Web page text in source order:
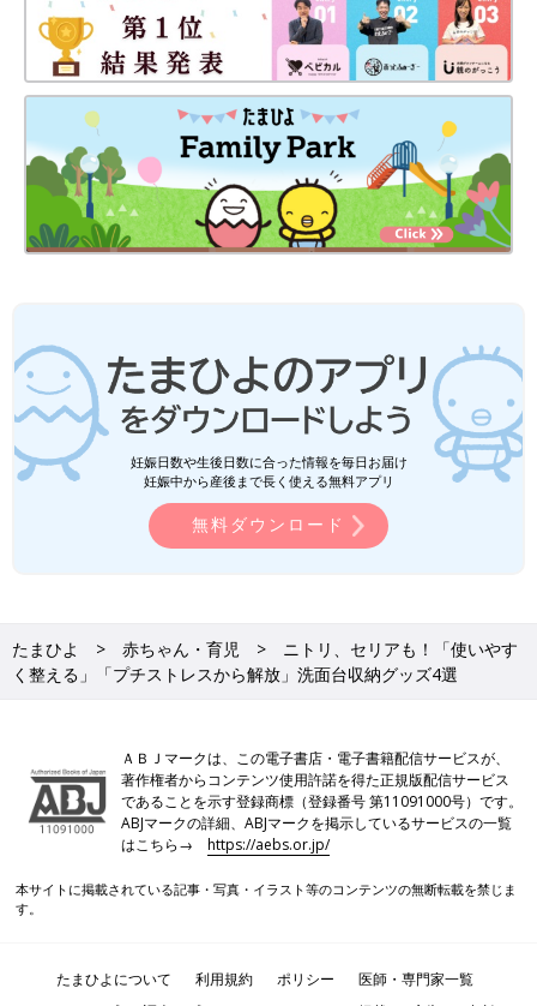
出典：Instagramアカウント「munico_no_kurashi」
ッカー」を活用しているそう。大容量の詰め替え洗剤もスッキリ
とおさめることができ、スペースの無駄が減り収納力がアップす
るのでおすすめです！
ダイソー「細かいアイテムをまとめるな
らコレ！」「キレイ見えが叶う！」おす
すめ★小分け収納4選
ダイソーの収納アイテムはクオリティが高く、
値段もお手頃でうれしいですよね。髪ゴム・は
す。
洗面台を実現！
やすい場所です。家族で使う場所の収納は、使った人が片付けや
すい仕組みを考えるのがおすすめ！ワンアクションで取り出せた
り片付けたりできるようにすると、使う時も片付ける時もストレ
スなく快適な洗面台になりますよ♪
保育一筋20数年。現在は小5・小1男児の子育てに奮闘しながら
妊娠日数や生後日数に合った情報を毎日お届け
妊娠中から産後まで長く使える無料アプリ
無料ダウンロード
たまひよ 赤ちゃん・育児
ニトリ、セリアも！「使いやす
く整える」「プチストレスから解放」洗面台収納グッズ4選
ＡＢＪマークは、この電子書店・電子書籍配信サービスが、
著作権者からコンテンツ使用許諾を得た正規版配信サービス
であることを示す登録商標（登録番号 第11091000号）です。
ABJマークの詳細、ABJマークを掲示しているサービスの一覧
はこちら→https://aebs.or.jp/
本サイトに掲載されている記事・写真・イラスト等のコンテンツの無断転載を禁じま
す。
たまひよについて 利用規約 ポリシー
医師・専門家一覧